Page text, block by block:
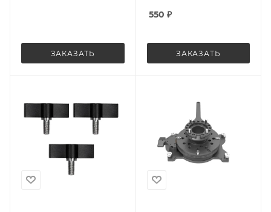
ЗАКАЗАТЬ
550 ₽
ЗАКАЗАТЬ